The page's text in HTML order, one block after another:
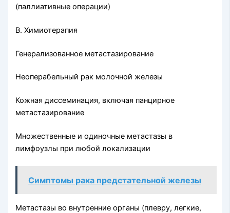
(паллиативные опе­рации)
В. Химиотерапия
Генерализованное метастазирование
Неоперабельный рак молочной железы
Кожная диссеминация, включая панцирное
метастазирование
Множественные и одиночные метастазы в
лимфоузлы при любой локализации
Симптомы рака предстательной железы
Метастазы во внутренние органы (плевру, легкие,